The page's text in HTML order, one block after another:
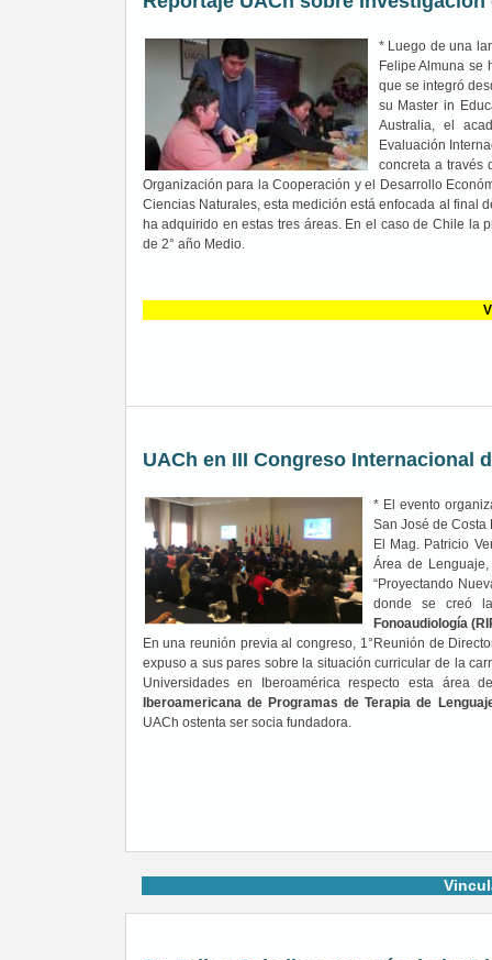
* Luego de una
Felipe Almuna se
que se integró
su Master in
Australia, el
Evaluación
concreta a través
Organización para la Cooperación y el Desarrollo
Ciencias Naturales, esta medición está enfocada al final
ha adquirido en estas tres áreas. En el caso de Chile la
de 2° año Medio.
UACh en III Congreso Internacional
* El evento
San José de Costa
El Mag. Patricio
Área de
“Proyectando
donde se creó
Fonoaudiología
En una reunión previa al congreso, 1°Reunión de
expuso a sus pares sobre la situación curricular de la
Universidades en Iberoamérica respecto esta
Iberoamericana de Programas de Terapia de
UACh ostenta ser socia fundadora.